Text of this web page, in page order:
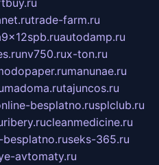
trade-farm.ru
autodamp.ru
nv750.rux-ton.ru
manunae.ru
madoma.rutajuncos.ru
besplatno.rusplclub.ru
ribery.rucleanmedicine.ru
seks-365.ru
avtomaty.ru